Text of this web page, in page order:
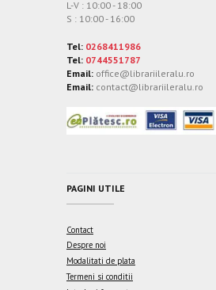
L-V : 10:00 - 18:00
S : 10:00 - 16:00
Tel: 0268411986
Tel: 0744551787
Email: office@librariileralu.ro
Email: contact@librariileralu.ro
PAGINI UTILE
Contact
Despre noi
Modalitati de plata
Termeni si conditii